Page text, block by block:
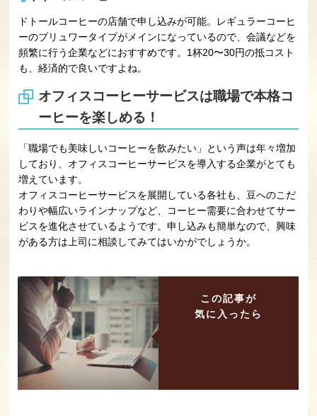
ドトールコーヒーの店舗で申し込みが可能。レギュラーコーヒ
ーのブリュワータイプがメインになっているので、会議などを
頻繁に行う企業などにおすすめです。1杯20〜30円の抵コスト
も、経済的で良いですよね。
オフィスコーヒーサービスは職場で本格コ
ーヒーを楽しめる！
「職場でも美味しいコーヒーを飲みたい」という声は年々増加
しており、オフィスコーヒーサービスを導入する企業がとても
増えています。
オフィスコーヒーサービスを展開している各社も、豆へのこだ
わりや幅広いラインナップなど、コーヒー需要に合わせてサー
ビスを進化させているようです。申し込みも簡単なので、興味
がある方は上司に相談してみてはいかがでしょうか。
この記事が
気に入ったら